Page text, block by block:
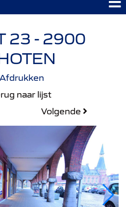
23 - 2900
naar lijst
Volgende